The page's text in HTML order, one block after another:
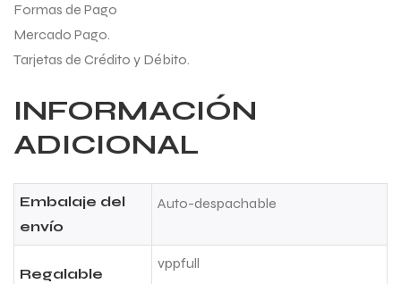
Formas de Pago
Mercado Pago.
Tarjetas de Crédito y Débito.
INFORMACIÓN
ADICIONAL
Embalaje del
envío
Auto-despachable
Regalable
vppfull